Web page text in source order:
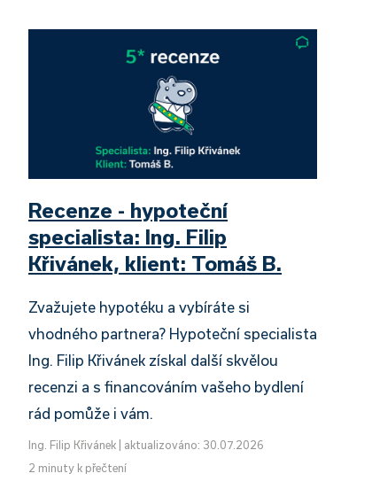
Recenze - hypoteční
specialista: Ing. Filip
Křivánek, klient: Tomáš B.
Zvažujete hypotéku a vybíráte si
vhodného partnera? Hypoteční specialista
Ing. Filip Křivánek získal další skvělou
recenzi a s financováním vašeho bydlení
rád pomůže i vám.
Ing. Filip Křivánek
aktualizováno: 30.07.2026
2 minuty k přečtení